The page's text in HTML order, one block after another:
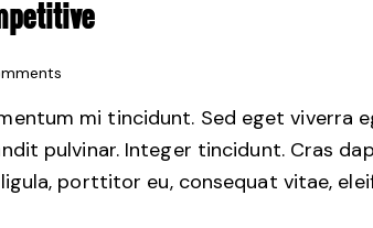
mi tincidunt. Sed eget viverra
pulvinar. Integer tincidunt. Cras
porttitor eu, consequat vitae,